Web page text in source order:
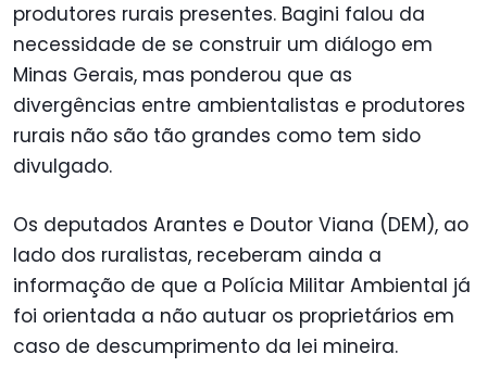
produtores rurais presentes. Bagini falou da
necessidade de se construir um diálogo em
Minas Gerais, mas ponderou que as
divergências entre ambientalistas e produtores
rurais não são tão grandes como tem sido
divulgado.
Os deputados Arantes e Doutor Viana (DEM), ao
lado dos ruralistas, receberam ainda a
informação de que a Polícia Militar Ambiental já
foi orientada a não autuar os proprietários em
caso de descumprimento da lei mineira.